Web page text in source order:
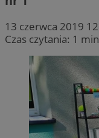
13 czerwca 2019
Czas czytania: 1